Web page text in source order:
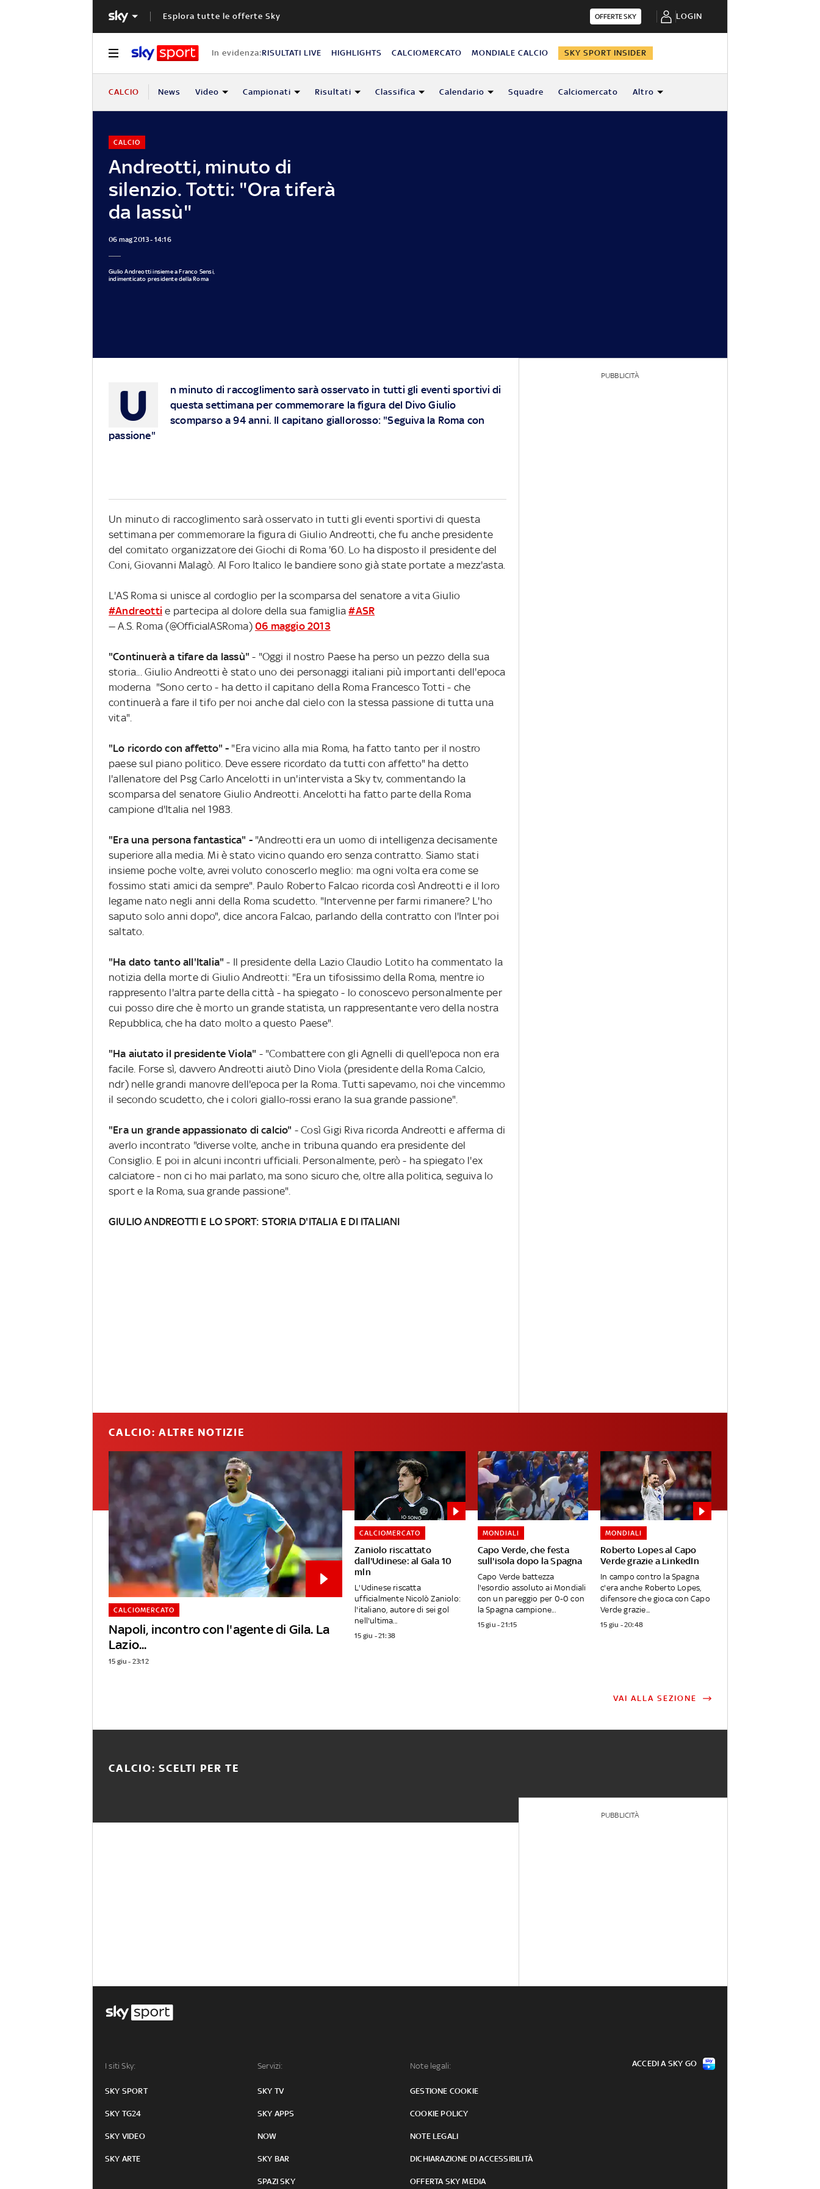
Esplora tutte le offerte Sky OFFERTE SKY LOGIN
In evidenza:RISULTATI LIVE HIGHLIGHTS CALCIOMERCATO MONDIALE CALCIO SKY SPORT INSIDER
CALCIO News Video Campionati Risultati Classifica Calendario Squadre Calciomercato Altro
Andreotti, minuto di
silenzio. Totti: "Ora tiferà
da lassù"
CALCIO
06 mag 2013 - 14:16
Giulio Andreotti insieme a Franco Sensi,
indimenticato presidente della Roma
U
n minuto di raccoglimento sarà osservato in tutti gli eventi sportivi di
questa settimana per commemorare la figura del Divo Giulio
scomparso a 94 anni. Il capitano giallorosso: "Seguiva la Roma con
passione"
Un minuto di raccoglimento sarà osservato in tutti gli eventi sportivi di questa
settimana per commemorare la figura di Giulio Andreotti, che fu anche presidente
del comitato organizzatore dei Giochi di Roma '60. Lo ha disposto il presidente del
Coni, Giovanni Malagò. Al Foro Italico le bandiere sono già state portate a mezz'asta.
L'AS Roma si unisce al cordoglio per la scomparsa del senatore a vita Giulio
#Andreotti e partecipa al dolore della sua famiglia#ASR
— A.S. Roma (@OfficialASRoma) 06 maggio 2013
"Continuerà a tifare da lassù" - "Oggi il nostro Paese ha perso un pezzo della sua
storia... Giulio Andreotti è stato uno dei personaggi italiani più importanti dell'epoca
moderna "Sono certo - ha detto il capitano della Roma Francesco Totti - che
continuerà a fare il tifo per noi anche dal cielo con la stessa passione di tutta una
vita".
"Lo ricordo con affetto" - "Era vicino alla mia Roma, ha fatto tanto per il nostro
paese sul piano politico. Deve essere ricordato da tutti con affetto" ha detto
l'allenatore del Psg Carlo Ancelotti in un'intervista a Sky tv, commentando la
scomparsa del senatore Giulio Andreotti. Ancelotti ha fatto parte della Roma
campione d'Italia nel 1983.
"Era una persona fantastica" -"Andreotti era un uomo di intelligenza decisamente
superiore alla media. Mi è stato vicino quando ero senza contratto. Siamo stati
insieme poche volte, avrei voluto conoscerlo meglio: ma ogni volta era come se
fossimo stati amici da sempre". Paulo Roberto Falcao ricorda così Andreotti e il loro
legame nato negli anni della Roma scudetto. "Intervenne per farmi rimanere? L'ho
saputo solo anni dopo", dice ancora Falcao, parlando della contratto con l'Inter poi
saltato.
"Ha dato tanto all'Italia" - Il presidente della Lazio Claudio Lotito ha commentato la
notizia della morte di Giulio Andreotti: "Era un tifosissimo della Roma, mentre io
rappresento l'altra parte della città - ha spiegato - lo conoscevo personalmente per
cui posso dire che è morto un grande statista, un rappresentante vero della nostra
Repubblica, che ha dato molto a questo Paese".
"Ha aiutato il presidente Viola" - "Combattere con gli Agnelli di quell'epoca non era
facile. Forse sì, davvero Andreotti aiutò Dino Viola (presidente della Roma Calcio,
ndr) nelle grandi manovre dell'epoca per la Roma. Tutti sapevamo, noi che vincemmo
il secondo scudetto, che i colori giallo-rossi erano la sua grande passione".
"Era un grande appassionato di calcio" - Così Gigi Riva ricorda Andreotti e afferma di
averlo incontrato "diverse volte, anche in tribuna quando era presidente del
Consiglio. E poi in alcuni incontri ufficiali. Personalmente, però - ha spiegato l'ex
calciatore - non ci ho mai parlato, ma sono sicuro che, oltre alla politica, seguiva lo
sport e la Roma, sua grande passione".
GIULIO ANDREOTTI E LO SPORT: STORIA D'ITALIA E DI ITALIANI
PUBBLICITÀ
CALCIO: ALTRE NOTIZIE
Napoli, incontro con l'agente di Gila. La
Lazio...
CALCIOMERCATO
15 giu - 23:12
Zaniolo riscattato
dall'Udinese: al Gala 10
mln
CALCIOMERCATO
L'Udinese riscatta
ufficialmente Nicolò Zaniolo:
l'italiano, autore di sei gol
nell'ultima...
15 giu - 21:38
Capo Verde, che festa
sull'isola dopo la Spagna
MONDIALI
Capo Verde battezza
l'esordio assoluto ai Mondiali
con un pareggio per 0-0 con
la Spagna campione...
15 giu - 21:15
Roberto Lopes al Capo
Verde grazie a LinkedIn
MONDIALI
In campo contro la Spagna
c'era anche Roberto Lopes,
difensore che gioca con Capo
Verde grazie...
15 giu - 20:48
VAI ALLA SEZIONE
CALCIO: SCELTI PER TE
PUBBLICITÀ
I siti Sky:
SKY SPORT
SKY TG24
SKY VIDEO
SKY ARTE
Servizi:
SKY TV
SKY APPS
NOW
SKY BAR
SPAZI SKY
Note legali:
GESTIONE COOKIE
COOKIE POLICY
NOTE LEGALI
DICHIARAZIONE DI ACCESSIBILITÀ
OFFERTA SKY MEDIA
ACCEDI A SKY GO